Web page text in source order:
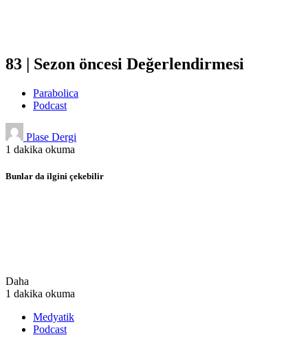
83 | Sezon öncesi Değerlendirmesi
Parabolica
Podcast
Plase Dergi
1 dakika okuma
Bunlar da ilgini çekebilir
Daha
1 dakika okuma
Medyatik
Podcast